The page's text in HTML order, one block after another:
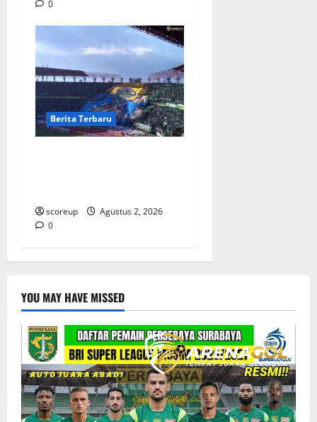
0
Berita Terbaru
scoreup
Agustus 2, 2026
0
YOU MAY HAVE MISSED